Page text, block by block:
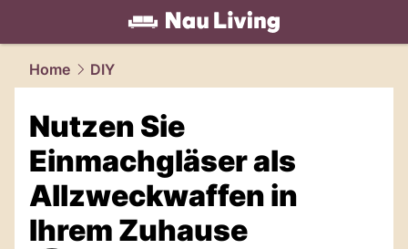
living.NAU.ch
Home DIY
Nutzen Sie
Einmachgläser als
Allzweckwaffen in
Ihrem Zuhause